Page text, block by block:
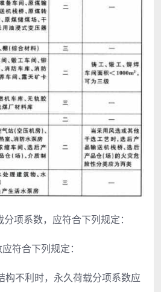
项系数，应符合下列规定：
符合下列规定：
构不利时，永久荷载分项系数应